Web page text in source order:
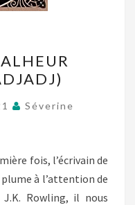
Séverine
fois, l’écrivain de
à l’attention de
Rowling, il nous